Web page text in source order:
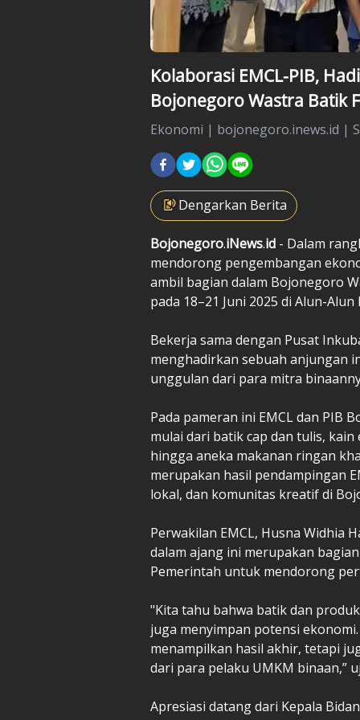
Kolaborasi EMCL-PIB,
Bojonegoro Wastra Batik
Ekonomi | bojonegoro.inews.id |
Dengarkan Berita
Bojonegoro.iNews.id - Dalam
mendorong pengembangan
ambil bagian dalam Bojonegoro
pada 18–21 Juni 2025 di Alun-
Bekerja sama dengan Pusat
menghadirkan sebuah anjungan
unggulan dari para mitra
Pada pameran ini EMCL dan PIB
mulai dari batik cap dan tulis,
hingga aneka makanan ringan
merupakan hasil pendampingan
lokal, dan komunitas kreatif di
Perwakilan EMCL, Husna Widhia
dalam ajang ini merupakan
Pemerintah untuk mendorong
"Kita tahu bahwa batik dan
juga menyimpan potensi
menampilkan hasil akhir, tetapi
dari para pelaku UMKM binaan,”
Apresiasi datang dari Kepala